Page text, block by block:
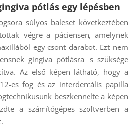
pótlás egy lépésben
súlyos baleset következtében
végre a páciensen, amelynek
egy csont darabot. Ezt nem
gingiva pótlásra is szüksége
Az első képen látható, hogy a
es fog és az interdentális papilla
beszkennelte a képen
a számítógépes szoftverben a